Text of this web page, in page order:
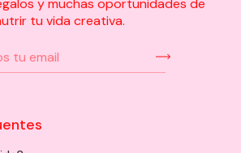
y muchas oportunidades de
tu vida creativa.